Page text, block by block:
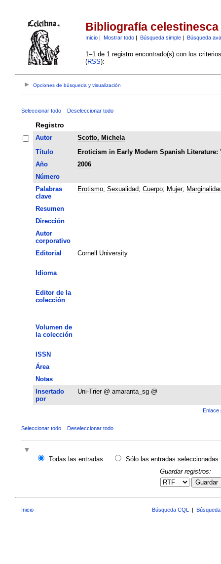
Bibliografía celestinesca
Inicio| Mostrar todo| Búsqueda simple| Búsqueda
1–1 de 1 registro encontrado(s) con los
(RSS):
Opciones de búsqueda y visualización
Seleccionar todo Deseleccionar todo
Registro
Autor
Scotto, Michela
Título
Eroticism in Early Modern Spanish Literature:
Año
2006
Número
Palabras
clave
Erotismo; Sexualidad; Cuerpo; Mujer;
Resumen
Dirección
Autor
corporativo
Editorial
Cornell University
Idioma
Editor de la
colección
Volumen de
la colección
ISSN
Área
Notas
Insertado
por
Uni-Trier @ amaranta_sg @
Enlace
Seleccionar todo Deseleccionar todo
Todas las entradas
Sólo las entradas seleccionadas:
Guardar registros:
Guardar
Inicio Búsqueda CQL